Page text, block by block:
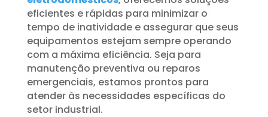
eficientes e rápidas para minimizar o
tempo de inatividade e assegurar que seus
equipamentos estejam sempre operando
com a máxima eficiência. Seja para
manutenção preventiva ou reparos
emergenciais, estamos prontos para
atender às necessidades específicas do
setor industrial.